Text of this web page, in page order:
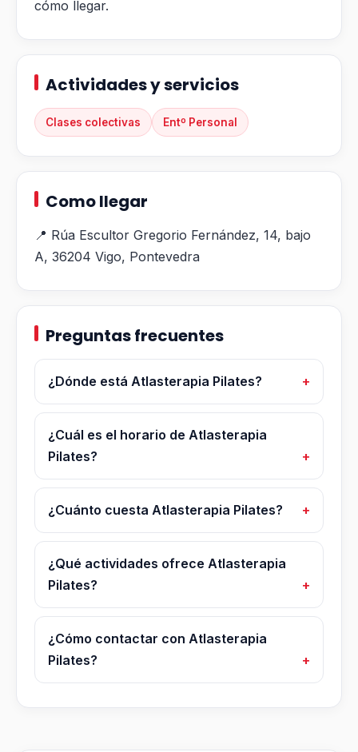
cómo llegar.
Actividades y servicios
Clases colectivas Entº Personal
Como llegar
📍 Rúa Escultor Gregorio Fernández, 14, bajo
A, 36204 Vigo, Pontevedra
Preguntas frecuentes
¿Dónde está Atlasterapia Pilates?
¿Cuál es el horario de Atlasterapia
Pilates?
¿Cuánto cuesta Atlasterapia Pilates?
¿Qué actividades ofrece Atlasterapia
Pilates?
¿Cómo contactar con Atlasterapia
Pilates?